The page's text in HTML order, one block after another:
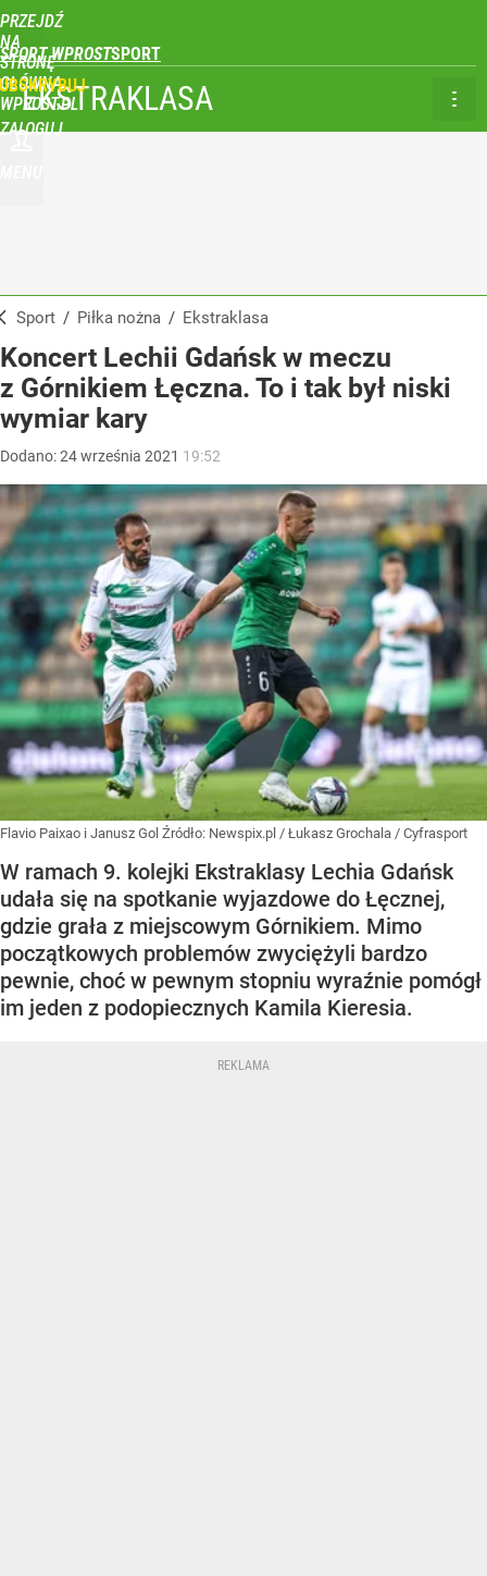
PRZEJDŹ
NA
STRONĘ
GŁÓWNĄ
WPROST.PL
SPORT WPROST
ZALOGUJ
EKSTRAKLASA
Sport / Piłka nożna / Ekstraklasa
Koncert Lechii Gdańsk w meczu
z Górnikiem Łęczna. To i tak był niski
wymiar kary
Dodano:24września 2021 19:52
Flavio Paixao i Janusz Gol Źródło: Newspix.pl / Łukasz Grochala / Cyfrasport
W ramach 9. kolejki Ekstraklasy Lechia Gdańsk
udała się na spotkanie wyjazdowe do Łęcznej,
gdzie grała z miejscowym Górnikiem. Mimo
początkowych problemów zwyciężyli bardzo
pewnie, choć w pewnym stopniu wyraźnie pomógł
im jeden z podopiecznych Kamila Kieresia.